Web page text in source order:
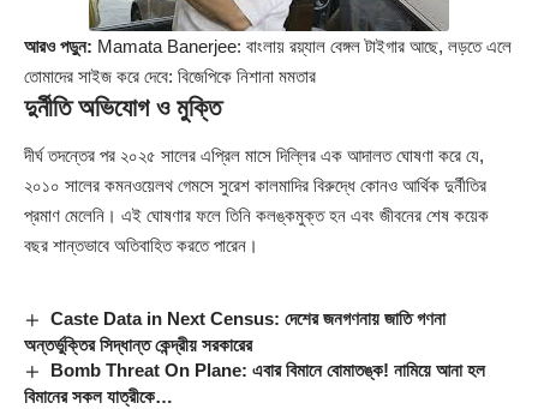
আরও পড়ুন: Mamata Banerjee: বাংলায় রয়্যাল বেঙ্গল টাইগার আছে, লড়তে এলে
তোমাদের সাইজ করে দেবে: বিজেপিকে নিশানা মমতার
দুর্নীতি অভিযোগ ও মুক্তি
দীর্ঘ তদন্তের পর ২০২৫ সালের এপ্রিল মাসে দিল্লির এক আদালত ঘোষণা করে যে,
২০১০ সালের কমনওয়েলথ গেমসে সুরেশ কালমাদির বিরুদ্ধে কোনও আর্থিক দুর্নীতির
প্রমাণ মেলেনি। এই ঘোষণার ফলে তিনি কলঙ্কমুক্ত হন এবং জীবনের শেষ কয়েক
বছর শান্তভাবে অতিবাহিত করতে পারেন।
Caste Data in Next Census: দেশের জনগণনায় জাতি গণনা
অন্তর্ভুক্তির সিদ্ধান্ত কেন্দ্রীয় সরকারের
Bomb Threat On Plane: এবার বিমানে বোমাতঙ্ক! নামিয়ে আনা হল
বিমানের সকল যাত্রীকে…